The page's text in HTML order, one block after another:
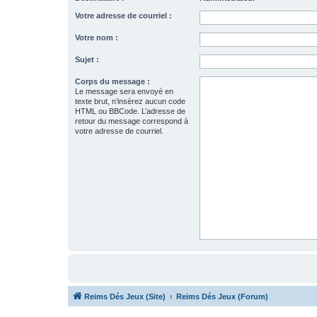
Votre adresse de courriel :
Votre nom :
Sujet :
Corps du message :
Le message sera envoyé en
texte brut, n’insérez aucun code
HTML ou BBCode. L’adresse de
retour du message correspond à
votre adresse de courriel.
Reims Dés Jeux (Site) Reims Dés Jeux (Forum)